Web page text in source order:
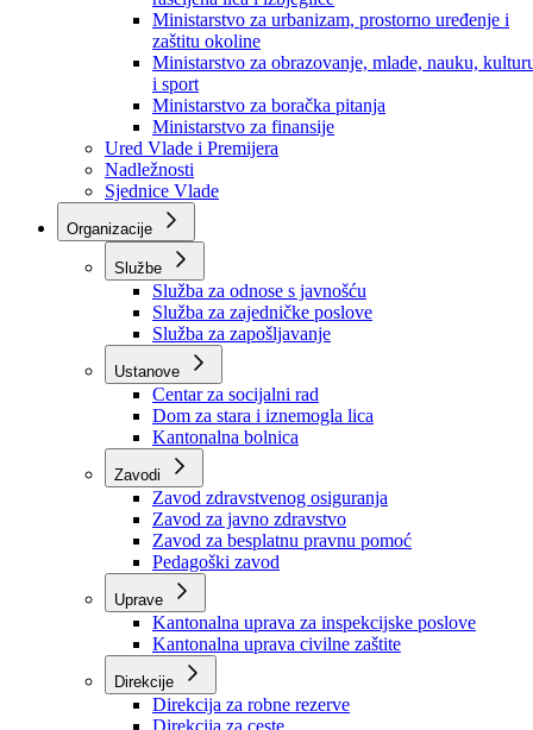
Ministarstvo za unutrašnje poslove
Ministarstvo za socijalnu politiku, zdravstvo,
raseljena lica i izbjeglice
Ministarstvo za urbanizam, prostorno uređenje i
zaštitu okoline
Ministarstvo za obrazovanje, mlade, nauku,
i sport
Ministarstvo za boračka pitanja
Ministarstvo za finansije
Ured Vlade i Premijera
Nadležnosti
Sjednice Vlade
Organizacije
Službe
Služba za odnose s javnošću
Služba za zajedničke poslove
Služba za zapošljavanje
Ustanove
Centar za socijalni rad
Dom za stara i iznemogla lica
Kantonalna bolnica
Zavodi
Zavod zdravstvenog osiguranja
Zavod za javno zdravstvo
Zavod za besplatnu pravnu pomoć
Pedagoški zavod
Kantonalna uprava za inspekcijske poslove
Kantonalna uprava civilne zaštite